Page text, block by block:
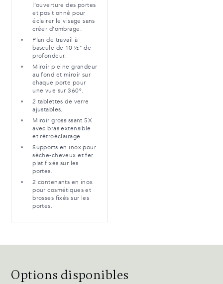
l’ouverture des portes
et positionné pour
éclairer le visage sans
créer d'ombrage.
Plan de travail à
bascule de 10 ½" de
profondeur.
Miroir pleine grandeur
au fond et miroir sur
chaque porte pour
une vue sur 360º.
2 tablettes de verre
ajustables.
Miroir grossissant 5X
avec bras extensible
et rétroéclairage.
Supports en inox pour
sèche-cheveux et fer
plat fixés sur les
portes.
2 contenants en inox
pour cosmétiques et
brosses fixés sur les
portes.
Options disponibles